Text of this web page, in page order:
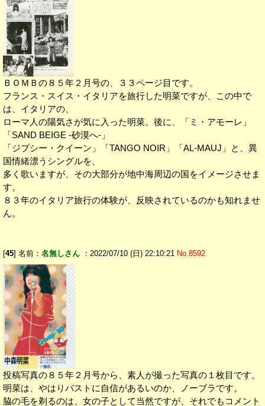
ＢＯＭＢの８５年２月号の、３３ページ目です。
フランス・スイス・イタリアを旅行した明菜ですが、この中で
は、イタリアの、
ローマ人の陽気さが気に入った明菜。後に、「ミ・アモーレ」
「SAND BEIGE -砂漠へ-」
「ジプシー・クイーン」「TANGO NOIR」「AL-MAUJ」と、異
国情緒漂うシングルを、
多く歌いますが、その大部分が地中海周辺の国をイメージさせま
す。
８３年のイタリア旅行の体験が、反映されているのかも知れませ
ん。
[45] 名前： 名無しさん ：2022/07/10 (日) 22:10:21 No.8592
投稿写真の８５年２月号から、素人が撮った写真の１枚目です。
明菜は、やはりバストに自信があるいのか、ノーブラです。
脇の毛を剃るのは、女の子として当然ですが、それでもコメント